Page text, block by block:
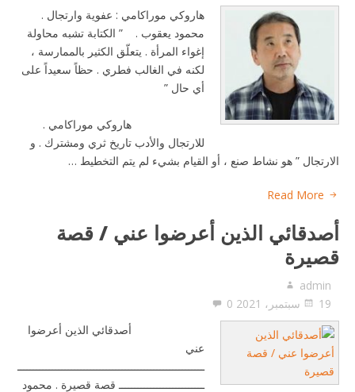
هاروكي موراكامي : عفوية وارتجال .
محمود يعقوب . ” الكتابة تشبه محاولة
إغواء المرأة . يتعلّق الكثير بالممارسة ،
لكنه في الغالب فطري . حظاً سعيداً على
أي حال ”
هاروكي موراكامي .
للارتجال والأدب تاريخ ثري ومشترك . و
الارتجال ” هو نشاط صنع ، أو القيام بشيء لم يتم التخطيط …
Read More
أصدقائي الذين أعرضوا عني / قصة
قصيرة
admin
19 سبتمبر، 2021
0
أصدقائي الذين أعرضوا
عني
ـــــــــــــــــــــــــــــــــــــــــــــــــــــــــــ
ـــــــــــــــــــــــــــ قصة قصيرة . محمود